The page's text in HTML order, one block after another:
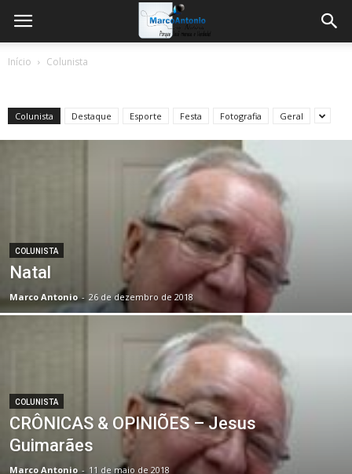
Início Colunista
Colunista Destaque Esporte Festa Fotografia Geral
COLUNISTA
Natal
Marco Antonio - 26 de dezembro de 2018
COLUNISTA
CRÔNICAS & OPINIÕES – Jesus
Guimarães
Marco Antonio - 11 de maio de 2018